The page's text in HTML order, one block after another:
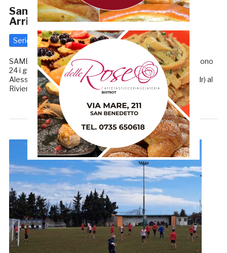
Samb-Notaresco, I CONVOCATI: torna
Arrigoni, sempre fuori Battista
Serie D 16 Marzo 2024 diRiccardo Mancini
SAMB, ALESSANDRINI IN CERCA DEL BIS AL RIVIERA Sono
24 i giocatori della Samb convocati da mister Marco
Alessandrini per la sfida di domani (domenica 17 marzo, ndr) al
Riviera contro il Notaresco. Per il […]